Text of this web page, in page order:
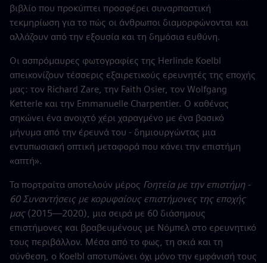
βιβλίο που προκύπτει προσφέρει συναρπαστική
τεκμηρίωση για το πώς οι άνθρωποι διαμορφώνονται και
αλλάζουν από την εξουσία και τη δημόσια ευθύνη.
Οι ασπρόμαυρες φωτογραφίες της Herlinde Koelbl
απεικονίζουν τέσσερις εξαιρετικούς ερευνητές της εποχής
μας: τον Richard Zare, την Faith Osier, τον Wolfgang
Ketterle και την Emmanuelle Charpentier. Ο καθένας
σηκώνει ένα ανοιχτό χέρι χαραγμένο με ένα βασικό
μήνυμα από την έρευνά του - δημιουργώντας μια
εντυπωσιακή οπτική μεταφορά που κάνει την επιστήμη
«απτή».
Τα πορτραίτα αποτελούν μέρος Γοητεία με την επιστήμη -
60 Συναντήσεις με κορυφαίους επιστήμονες της εποχής
μας(2015—2020), μια σειρά με 60 διάσημους
επιστήμονες και βραβευμένους με Νόμπελ στο ερευνητικό
τους περιβάλλον. Μέσα από το φως, τη σκιά και τη
σύνθεση, ο Koelbl αποτυπώνει όχι μόνο την εμφάνισή τους